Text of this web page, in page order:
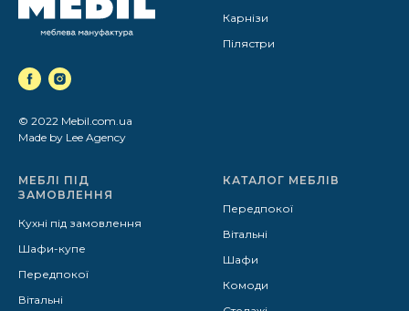
© 2022 Mebil.com.ua
Made by Lee Agency
Карнізи
Пілястри
МЕБЛІ ПІД
ЗАМОВЛЕННЯ
Кухні під замовлення
Шафи-купе
Передпокої
Вітальні
КАТАЛОГ МЕБЛІВ
Передпокої
Вітальні
Шафи
Комоди